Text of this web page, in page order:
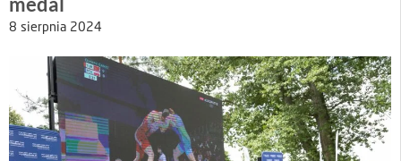
8 sierpnia 2024